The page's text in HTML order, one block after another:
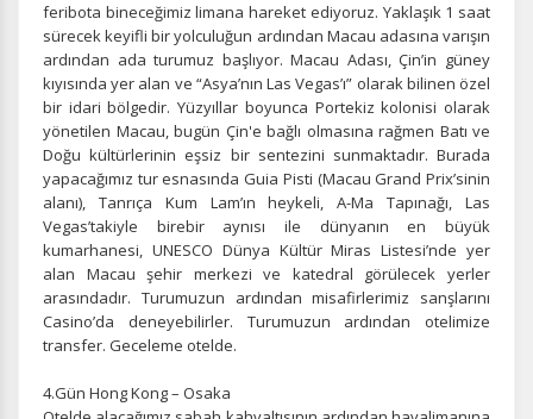
feribota bineceğimiz limana hareket ediyoruz. Yaklaşık 1 saat
sürecek keyifli bir yolculuğun ardından Macau adasına varışın
ardından ada turumuz başlıyor. Macau Adası, Çin’in güney
kıyısında yer alan ve “Asya’nın Las Vegas’ı” olarak bilinen özel
bir idari bölgedir. Yüzyıllar boyunca Portekiz kolonisi olarak
yönetilen Macau, bugün Çin'e bağlı olmasına rağmen Batı ve
Doğu kültürlerinin eşsiz bir sentezini sunmaktadır. Burada
yapacağımız tur esnasında Guia Pisti (Macau Grand Prix’sinin
alanı), Tanrıça Kum Lam’ın heykeli, A-Ma Tapınağı, Las
Vegas’takiyle birebir aynısı ile dünyanın en büyük
kumarhanesi, UNESCO Dünya Kültür Miras Listesi’nde yer
alan Macau şehir merkezi ve katedral görülecek yerler
arasındadır. Turumuzun ardından misafirlerimiz sanşlarını
Casino’da deneyebilirler. Turumuzun ardından otelimize
transfer. Geceleme otelde.
4.Gün Hong Kong – Osaka